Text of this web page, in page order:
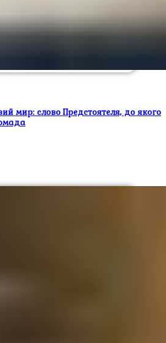
мир: слово Предстоятеля, до якого